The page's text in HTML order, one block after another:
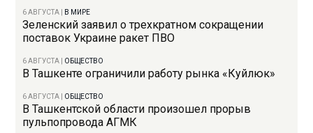
6 АВГУСТА В МИРЕ
Зеленский заявил о трехкратном сокращении
поставок Украине ракет ПВО
6 АВГУСТА ОБЩЕСТВО
В Ташкенте ограничили работу рынка «Куйлюк»
6 АВГУСТА ОБЩЕСТВО
В Ташкентской области произошел прорыв
пульпопровода АГМК